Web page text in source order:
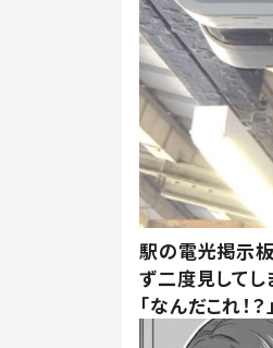
駅の電光掲示
ず二度見して
「なんだこれ！？